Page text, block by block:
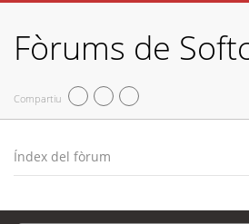
Fòrums de
Compartiu
Índex del fòrum